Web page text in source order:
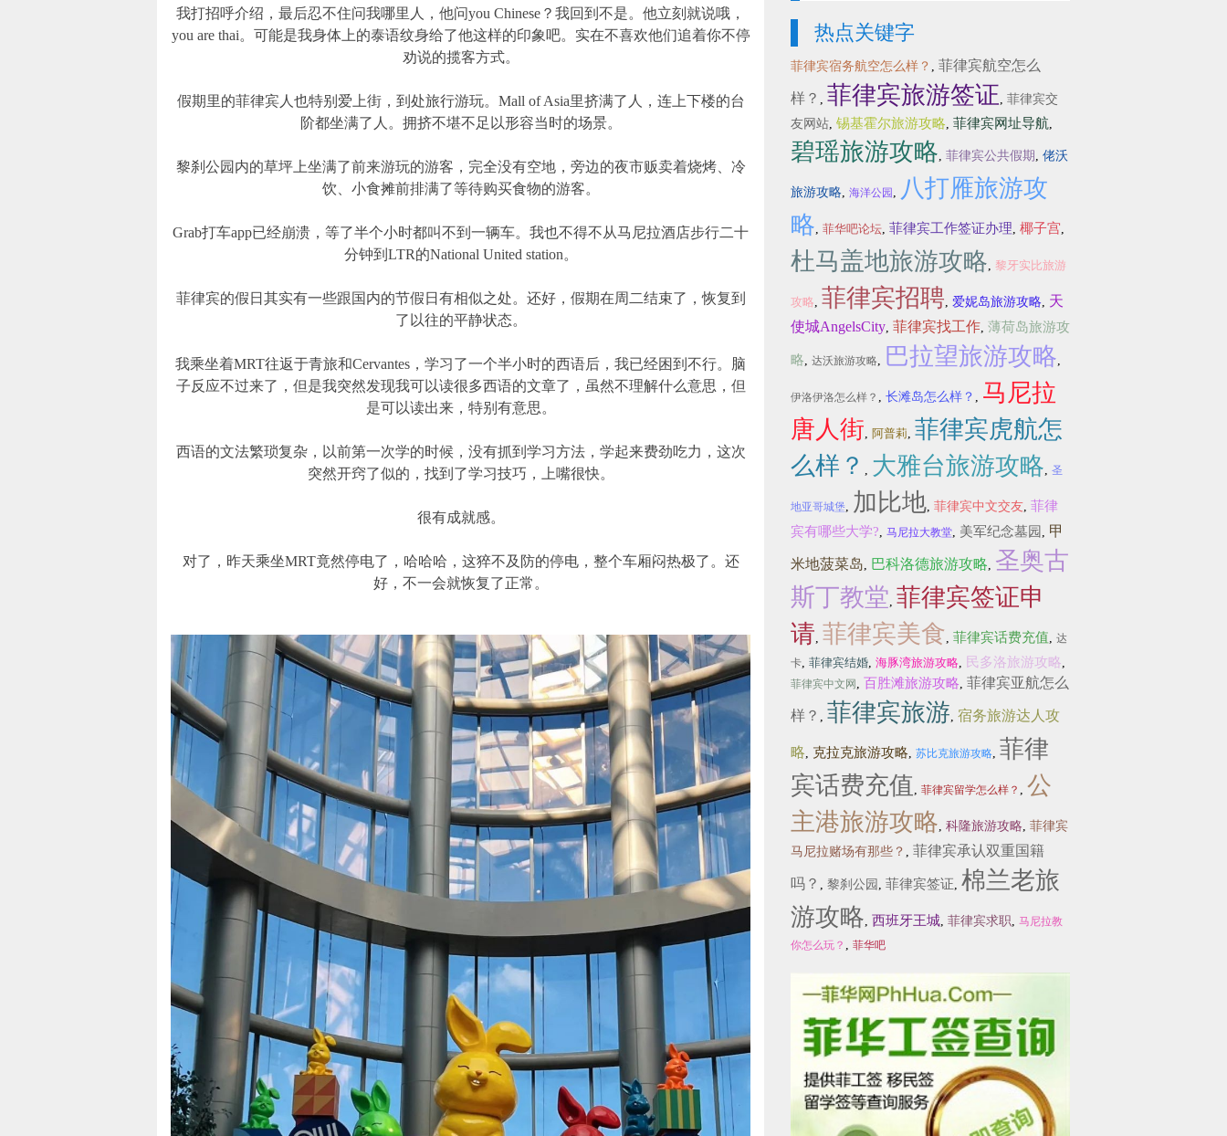
我打招呼介绍，最后忍不住问我哪里人，他问you Chinese？我回到不是。他立刻就说哦，
you are thai。可能是我身体上的泰语纹身给了他这样的印象吧。实在不喜欢他们追着你不停
劝说的揽客方式。
假期里的菲律宾人也特别爱上街，到处旅行游玩。Mall of Asia里挤满了人，连上下楼的台
阶都坐满了人。拥挤不堪不足以形容当时的场景。
黎刹公园内的草坪上坐满了前来游玩的游客，完全没有空地，旁边的夜市贩卖着烧烤、冷
饮、小食摊前排满了等待购买食物的游客。
Grab打车app已经崩溃，等了半个小时都叫不到一辆车。我也不得不从马尼拉酒店步行二十
分钟到LTR的National United station。
菲律宾的假日其实有一些跟国内的节假日有相似之处。还好，假期在周二结束了，恢复到
了以往的平静状态。
我乘坐着MRT往返于青旅和Cervantes，学习了一个半小时的西语后，我已经困到不行。脑
子反应不过来了，但是我突然发现我可以读很多西语的文章了，虽然不理解什么意思，但
是可以读出来，特别有意思。
西语的文法繁琐复杂，以前第一次学的时候，没有抓到学习方法，学起来费劲吃力，这次
突然开窍了似的，找到了学习技巧，上嘴很快。
很有成就感。
对了，昨天乘坐MRT竟然停电了，哈哈哈，这猝不及防的停电，整个车厢闷热极了。还
好，不一会就恢复了正常。
热点关键字
菲律宾宿务航空怎么样？ , 菲律宾航空怎么
样？ , 菲律宾旅游签证, 菲律宾交
友网站, 锡基霍尔旅游攻略, 菲律宾网址导航,
碧瑶旅游攻略, 菲律宾公共假期 , 佬沃
旅游攻略, 海洋公园 , 八打雁旅游攻
略, 菲华吧论坛, 菲律宾工作签证办理, 椰子宫,
杜马盖地旅游攻略, 黎牙实比旅游
攻略, 菲律宾招聘, 爱妮岛旅游攻略, 天
使城AngelsCity, 菲律宾找工作, 薄荷岛旅游攻
略, 达沃旅游攻略, 巴拉望旅游攻略,
伊洛伊洛怎么样？ , 长滩岛怎么样？ , 马尼拉
唐人街, 阿普莉, 菲律宾虎航怎
么样？ , 大雅台旅游攻略, 圣
地亚哥城堡, 加比地, 菲律宾中文交友, 菲律
宾有哪些大学?, 马尼拉大教堂, 美军纪念墓园 , 甲
米地菠菜岛, 巴科洛德旅游攻略, 圣奥古
斯丁教堂, 菲律宾签证申
请, 菲律宾美食, 菲律宾话费充值, 达
卡, 菲律宾结婚, 海豚湾旅游攻略, 民多洛旅游攻略,
菲律宾中文网 , 百胜滩旅游攻略, 菲律宾亚航怎么
样？ , 菲律宾旅游, 宿务旅游达人攻
略, 克拉克旅游攻略, 苏比克旅游攻略, 菲律
宾话费充值 , 菲律宾留学怎么样？ , 公
主港旅游攻略, 科隆旅游攻略, 菲律宾
马尼拉赌场有那些？ , 菲律宾承认双重国籍
吗？ , 黎刹公园 , 菲律宾签证, 棉兰老旅
游攻略, 西班牙王城, 菲律宾求职, 马尼拉教
你怎么玩？ , 菲华吧